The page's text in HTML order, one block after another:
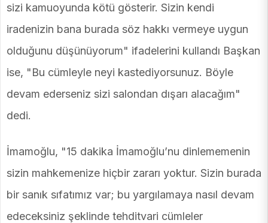
sizi kamuoyunda kötü gösterir. Sizin kendi
iradenizin bana burada söz hakkı vermeye uygun
olduğunu düşünüyorum" ifadelerini kullandı Başkan
ise, "Bu cümleyle neyi kastediyorsunuz. Böyle
devam ederseniz sizi salondan dışarı alacağım"
dedi.
İmamoğlu, "15 dakika İmamoğlu’nu dinlememenin
sizin mahkemenize hiçbir zararı yoktur. Sizin burada
bir sanık sıfatımız var; bu yargılamaya nasıl devam
edeceksiniz şeklinde tehditvari cümleler